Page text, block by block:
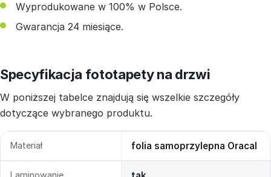
Wyprodukowane w 100% w Polsce.
Gwarancja 24 miesiące.
Specyfikacja fototapety na drzwi
W poniższej tabelce znajdują się wszelkie szczegóły
dotyczące wybranego produktu.
Materiał folia samoprzylepna Oracal
Laminowanie